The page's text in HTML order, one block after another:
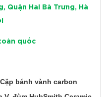
Quận Hai Bà Trưng, Hà
quốc
Cặp bánh vành carbon